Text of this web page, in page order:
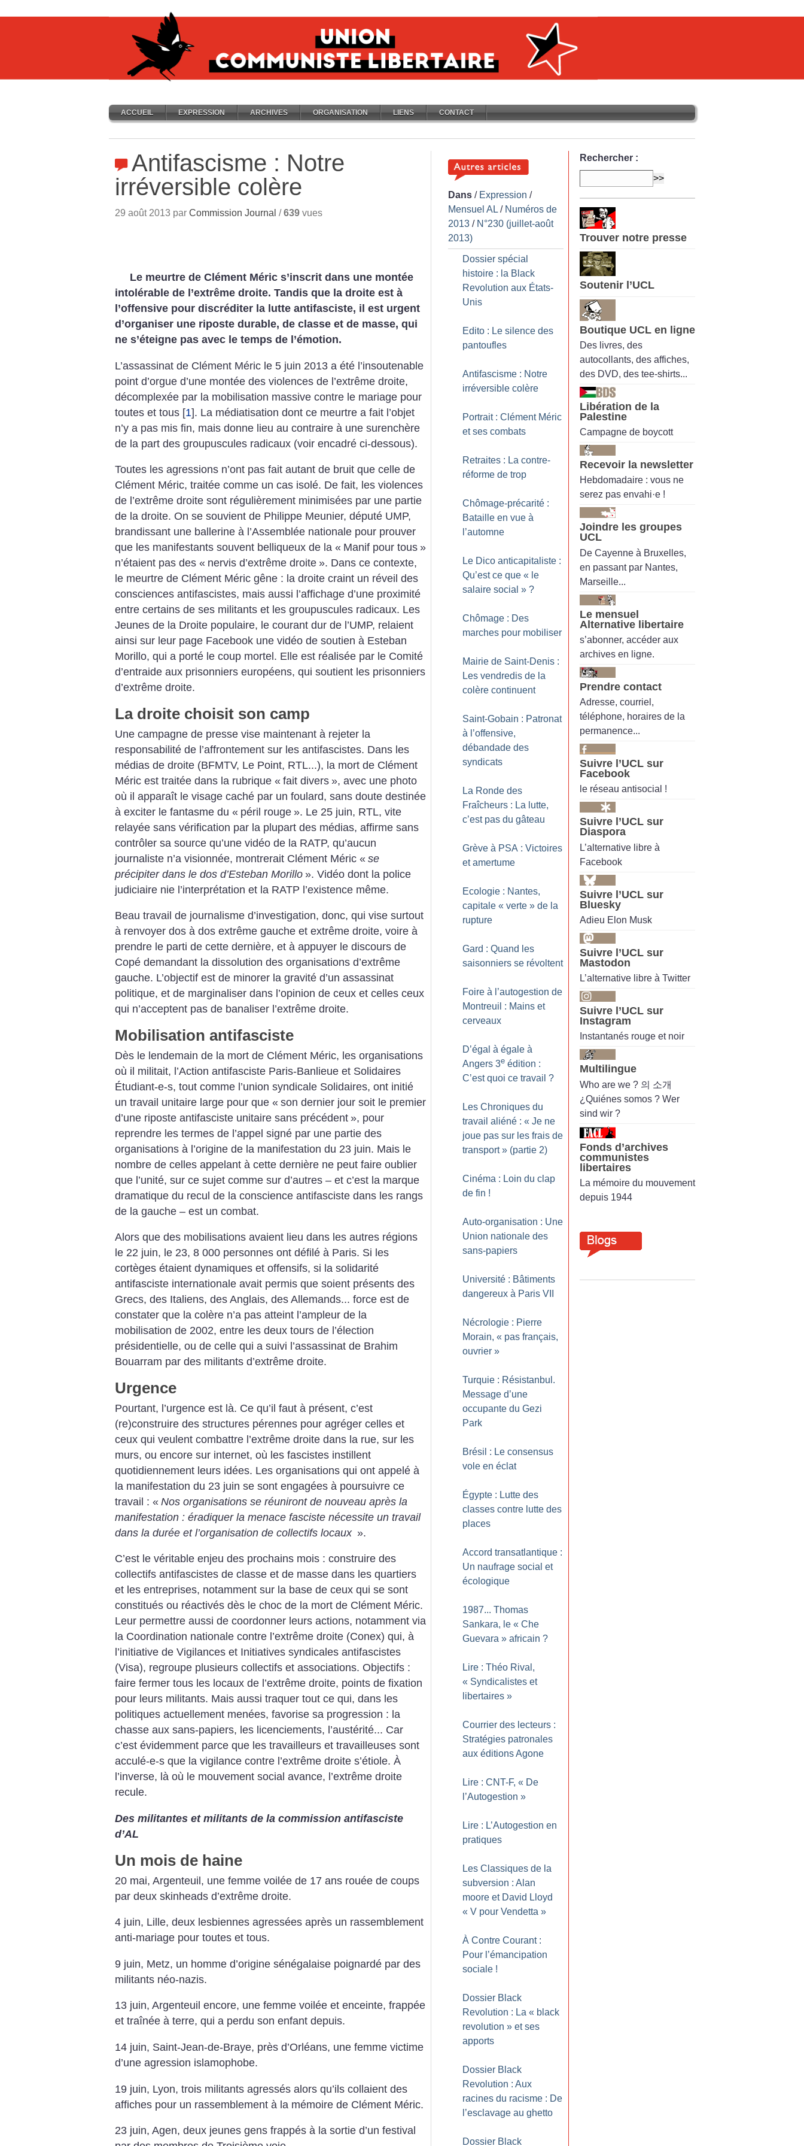
ACCUEIL EXPRESSION ARCHIVES ORGANISATION LIENS CONTACT
Antifascisme : Notre
irréversible colère
29 août 2013 par Commission Journal /639 vues
Le meurtre de Clément Méric s’inscrit dans une montée
intolérable de l’extrême droite. Tandis que la droite est à
l’offensive pour discréditer la lutte antifasciste, il est urgent
d’organiser une riposte durable, de classe et de masse, qui
ne s’éteigne pas avec le temps de l’émotion.
L’assassinat de Clément Méric le 5 juin 2013 a été l’insoutenable
point d’orgue d’une montée des violences de l’extrême droite,
décomplexée par la mobilisation massive contre le mariage pour
toutes et tous [1]. La médiatisation dont ce meurtre a fait l’objet
n’y a pas mis fin, mais donne lieu au contraire à une surenchère
de la part des groupuscules radicaux (voir encadré ci-dessous).
Toutes les agressions n’ont pas fait autant de bruit que celle de
Clément Méric, traitée comme un cas isolé. De fait, les violences
de l’extrême droite sont régulièrement minimisées par une partie
de la droite. On se souvient de Philippe Meunier, député UMP,
brandissant une ballerine à l’Assemblée nationale pour prouver
que les manifestants souvent belliqueux de la « Manif pour tous »
n’étaient pas des « nervis d’extrême droite ». Dans ce contexte,
le meurtre de Clément Méric gêne : la droite craint un réveil des
consciences antifascistes, mais aussi l’affichage d’une proximité
entre certains de ses militants et les groupuscules radicaux. Les
Jeunes de la Droite populaire, le courant dur de l’UMP, relaient
ainsi sur leur page Facebook une vidéo de soutien à Esteban
Morillo, qui a porté le coup mortel. Elle est réalisée par le Comité
d’entraide aux prisonniers européens, qui soutient les prisonniers
d’extrême droite.
La droite choisit son camp
Une campagne de presse vise maintenant à rejeter la
responsabilité de l’affrontement sur les antifascistes. Dans les
médias de droite (BFMTV, Le Point, RTL...), la mort de Clément
Méric est traitée dans la rubrique « fait divers », avec une photo
où il apparaît le visage caché par un foulard, sans doute destinée
à exciter le fantasme du « péril rouge ». Le 25 juin, RTL, vite
relayée sans vérification par la plupart des médias, affirme sans
contrôler sa source qu’une vidéo de la RATP, qu’aucun
journaliste n’a visionnée, montrerait Clément Méric « se
précipiter dans le dos d’Esteban Morillo ». Vidéo dont la police
judiciaire nie l’interprétation et la RATP l’existence même.
Beau travail de journalisme d’investigation, donc, qui vise surtout
à renvoyer dos à dos extrême gauche et extrême droite, voire à
prendre le parti de cette dernière, et à appuyer le discours de
Copé demandant la dissolution des organisations d’extrême
gauche. L’objectif est de minorer la gravité d’un assassinat
politique, et de marginaliser dans l’opinion de ceux et celles ceux
qui n’acceptent pas de banaliser l’extrême droite.
Mobilisation antifasciste
Dès le lendemain de la mort de Clément Méric, les organisations
où il militait, l’Action antifasciste Paris-Banlieue et Solidaires
Étudiant-e-s, tout comme l’union syndicale Solidaires, ont initié
un travail unitaire large pour que « son dernier jour soit le premier
d’une riposte antifasciste unitaire sans précédent », pour
reprendre les termes de l’appel signé par une partie des
organisations à l’origine de la manifestation du 23 juin. Mais le
nombre de celles appelant à cette dernière ne peut faire oublier
que l’unité, sur ce sujet comme sur d’autres – et c’est la marque
dramatique du recul de la conscience antifasciste dans les rangs
de la gauche – est un combat.
Alors que des mobilisations avaient lieu dans les autres régions
le 22 juin, le 23, 8 000 personnes ont défilé à Paris. Si les
cortèges étaient dynamiques et offensifs, si la solidarité
antifasciste internationale avait permis que soient présents des
Grecs, des Italiens, des Anglais, des Allemands... force est de
constater que la colère n’a pas atteint l’ampleur de la
mobilisation de 2002, entre les deux tours de l’élection
présidentielle, ou de celle qui a suivi l’assassinat de Brahim
Bouarram par des militants d’extrême droite.
Urgence
Pourtant, l’urgence est là. Ce qu’il faut à présent, c’est
(re)construire des structures pérennes pour agréger celles et
ceux qui veulent combattre l’extrême droite dans la rue, sur les
murs, ou encore sur internet, où les fascistes instillent
quotidiennement leurs idées. Les organisations qui ont appelé à
la manifestation du 23 juin se sont engagées à poursuivre ce
travail : « Nos organisations se réuniront de nouveau après la
manifestation : éradiquer la menace fasciste nécessite un travail
dans la durée et l’organisation de collectifs locaux ».
C’est le véritable enjeu des prochains mois : construire des
collectifs antifascistes de classe et de masse dans les quartiers
et les entreprises, notamment sur la base de ceux qui se sont
constitués ou réactivés dès le choc de la mort de Clément Méric.
Leur permettre aussi de coordonner leurs actions, notamment via
la Coordination nationale contre l’extrême droite (Conex) qui, à
l’initiative de Vigilances et Initiatives syndicales antifascistes
(Visa), regroupe plusieurs collectifs et associations. Objectifs :
faire fermer tous les locaux de l’extrême droite, points de fixation
pour leurs militants. Mais aussi traquer tout ce qui, dans les
politiques actuellement menées, favorise sa progression : la
chasse aux sans-papiers, les licenciements, l’austérité... Car
c’est évidemment parce que les travailleurs et travailleuses sont
acculé-e-s que la vigilance contre l’extrême droite s’étiole. À
l’inverse, là où le mouvement social avance, l’extrême droite
recule.
Des militantes et militants de la commission antifasciste
d’AL
Un mois de haine
20 mai, Argenteuil, une femme voilée de 17 ans rouée de coups
par deux skinheads d’extrême droite.
4 juin, Lille, deux lesbiennes agressées après un rassemblement
anti-mariage pour toutes et tous.
9 juin, Metz, un homme d’origine sénégalaise poignardé par des
militants néo-nazis.
13 juin, Argenteuil encore, une femme voilée et enceinte, frappée
et traînée à terre, qui a perdu son enfant depuis.
14 juin, Saint-Jean-de-Braye, près d’Orléans, une femme victime
d’une agression islamophobe.
19 juin, Lyon, trois militants agressés alors qu’ils collaient des
affiches pour un rassemblement à la mémoire de Clément Méric.
23 juin, Agen, deux jeunes gens frappés à la sortie d’un festival
Dans / Expression /
Mensuel AL / Numéros de
2013 / N°230 (juillet-août
2013)
Dossier spécial
histoire : la Black
Revolution aux États-
Unis
Edito : Le silence des
pantoufles
Antifascisme : Notre
irréversible colère
Portrait : Clément Méric
et ses combats
Retraites : La contre-
réforme de trop
Chômage-précarité :
Bataille en vue à
l’automne
Le Dico anticapitaliste :
Qu’est ce que « le
salaire social » ?
Chômage : Des
marches pour mobiliser
Mairie de Saint-Denis :
Les vendredis de la
colère continuent
Saint-Gobain : Patronat
à l’offensive,
débandade des
syndicats
La Ronde des
Fraîcheurs : La lutte,
c’est pas du gâteau
Grève à PSA : Victoires
et amertume
Ecologie : Nantes,
capitale « verte » de la
rupture
Gard : Quand les
saisonniers se révoltent
Foire à l’autogestion de
Montreuil : Mains et
cerveaux
D’égal à égale à
Angers 3e édition :
C’est quoi ce travail ?
Les Chroniques du
travail aliéné : « Je ne
joue pas sur les frais de
transport » (partie 2)
Cinéma : Loin du clap
de fin !
Auto-organisation : Une
Union nationale des
sans-papiers
Université : Bâtiments
dangereux à Paris VII
Nécrologie : Pierre
Morain, « pas français,
ouvrier »
Turquie : Résistanbul.
Message d’une
occupante du Gezi
Park
Brésil : Le consensus
vole en éclat
Égypte : Lutte des
classes contre lutte des
places
Accord transatlantique :
Un naufrage social et
écologique
1987... Thomas
Sankara, le « Che
Guevara » africain ?
Lire : Théo Rival,
« Syndicalistes et
libertaires »
Courrier des lecteurs :
Stratégies patronales
aux éditions Agone
Lire : CNT-F, « De
l’Autogestion »
Lire : L’Autogestion en
pratiques
Les Classiques de la
subversion : Alan
moore et David Lloyd
« V pour Vendetta »
À Contre Courant :
Pour l’émancipation
sociale !
Dossier Black
Revolution : La « black
revolution » et ses
apports
Dossier Black
Revolution : Aux
racines du racisme : De
l’esclavage au ghetto
Dossier Black
Rechercher :
Trouver notre presse
Soutenir l’UCL
Boutique UCL en ligne
Des livres, des
autocollants, des affiches,
des DVD, des tee-shirts...
Libération de la
Palestine
Campagne de boycott
Recevoir la newsletter
Hebdomadaire : vous ne
serez pas envahi·e !
Joindre les groupes
UCL
De Cayenne à Bruxelles,
en passant par Nantes,
Marseille...
Le mensuel
Alternative libertaire
s’abonner, accéder aux
archives en ligne.
Prendre contact
Adresse, courriel,
téléphone, horaires de la
permanence...
Suivre l’UCL sur
Facebook
le réseau antisocial !
Suivre l’UCL sur
Diaspora
L’alternative libre à
Facebook
Suivre l’UCL sur
Bluesky
Adieu Elon Musk
Suivre l’UCL sur
Mastodon
L’alternative libre à Twitter
Suivre l’UCL sur
Instagram
Instantanés rouge et noir
Multilingue
Who are we ? 의 소개
¿Quiénes somos ? Wer
sind wir ?
Fonds d’archives
communistes
libertaires
La mémoire du mouvement
depuis 1944